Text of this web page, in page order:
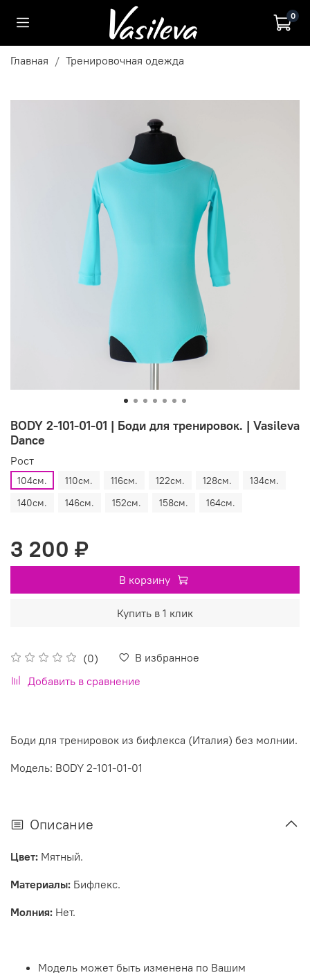
0
Главная Тренировочная одежда
BODY 2-101-01-01 | Боди для тренировок. | Vasileva
Dance
(0)
В избранное
Добавить в сравнение
Рост
104см. 110см. 116см. 122см. 128см.
134см.
140см.
146см. 152см. 158см. 164см.
3 200 ₽
В корзину
Купить в 1 клик
Боди для тренировок из бифлекса (Италия) без молнии.
Модель: BODY 2-101-01-01
Описание
Цвет: Мятный.
Материалы: Бифлекс.
Молния: Нет.
Модель может быть изменена по Вашим